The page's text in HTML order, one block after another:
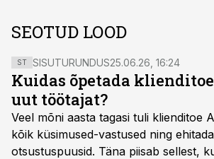
SEOTUD LOOD
ST SISUTURUNDUS25.06.26, 16:24
Kuidas õpetada
uut töötajat?
Veel mõni aasta tagasi tuli klienditoe
kõik küsimused-vastused ning
otsustuspuusid. Täna piisab sellest,